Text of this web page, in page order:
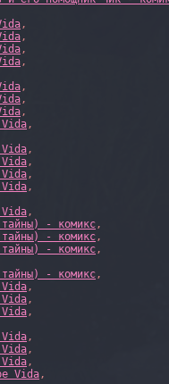
,
,
,
,
,
,
,
,
,
,
,
,
,
- комикс,
- комикс,
- комикс,
- комикс,
,
,
,
,
,
,
Vida,